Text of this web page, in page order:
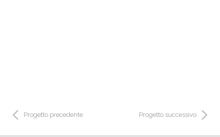
Progetto precedente Progetto successivo